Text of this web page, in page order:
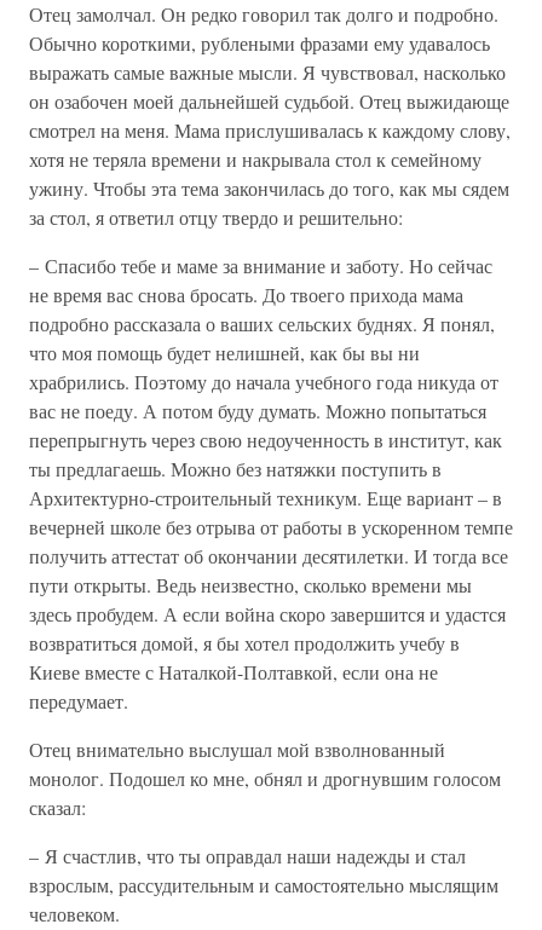
Отец замолчал. Он редко говорил так долго и подробно.
Обычно короткими, рублеными фразами ему удавалось
выражать самые важные мысли. Я чувствовал, насколько
он озабочен моей дальнейшей судьбой. Отец выжидающе
смотрел на меня. Мама прислушивалась к каждому слову,
хотя не теряла времени и накрывала стол к семейному
ужину. Чтобы эта тема закончилась до того, как мы сядем
за стол, я ответил отцу твердо и решительно:
– Спасибо тебе и маме за внимание и заботу. Но сейчас
не время вас снова бросать. До твоего прихода мама
подробно рассказала о ваших сельских буднях. Я понял,
что моя помощь будет нелишней, как бы вы ни
храбрились. Поэтому до начала учебного года никуда от
вас не поеду. А потом буду думать. Можно попытаться
перепрыгнуть через свою недоученность в институт, как
ты предлагаешь. Можно без натяжки поступить в
Архитектурно-строительный техникум. Еще вариант – в
вечерней школе без отрыва от работы в ускоренном темпе
получить аттестат об окончании десятилетки. И тогда все
пути открыты. Ведь неизвестно, сколько времени мы
здесь пробудем. А если война скоро завершится и удастся
возвратиться домой, я бы хотел продолжить учебу в
Киеве вместе с Наталкой-Полтавкой, если она не
передумает.
Отец внимательно выслушал мой взволнованный
монолог. Подошел ко мне, обнял и дрогнувшим голосом
сказал:
– Я счастлив, что ты оправдал наши надежды и стал
взрослым, рассудительным и самостоятельно мыслящим
человеком.